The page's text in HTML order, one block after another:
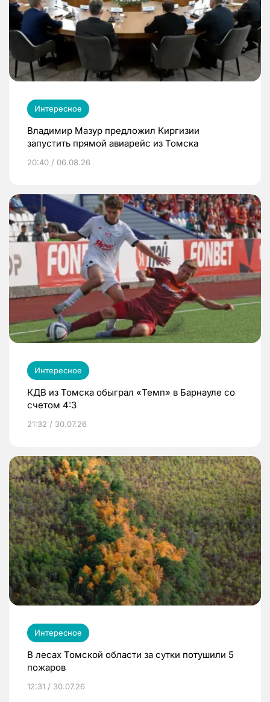
Интересное
Владимир Мазур предложил Киргизии
запустить прямой авиарейс из Томска
20:40 / 06.08.26
Интересное
КДВ из Томска обыграл «Темп» в Барнауле со
счетом 4:3
21:32 / 30.07.26
Интересное
В лесах Томской области за сутки потушили 5
пожаров
12:31 / 30.07.26